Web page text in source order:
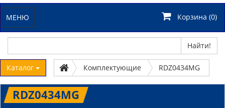
МЕНЮ Корзина (0)
Найти!
Каталог Комплектующие RDZ0434MG
RDZ0434MG